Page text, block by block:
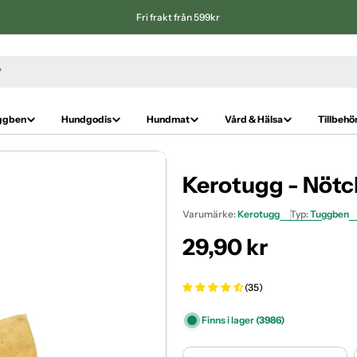
Fri frakt från 599kr
Hundgodis Hundmat Vård & Hälsa
Kerotugg -
Varumärke:Kerotugg Typ:Tuggben
Ordinarie
pris
29,90 kr
(35)
Finns i lager(3986)